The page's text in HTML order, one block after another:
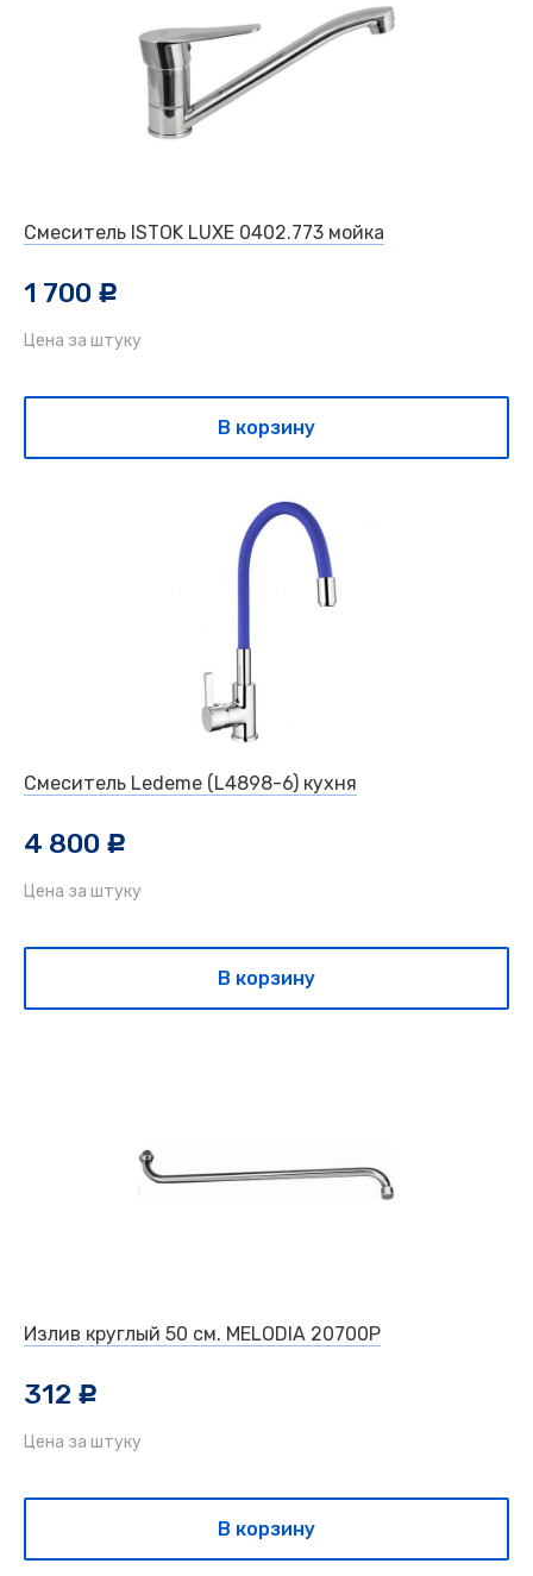
Смеситель ISTOK LUXE 0402.773 мойка
1 700 c
Цена за штуку
В корзину
Смеситель Ledeme (L4898-6) кухня
4 800 c
Цена за штуку
В корзину
Излив круглый 50 см. MELODIA 20700Р
312 c
Цена за штуку
В корзину